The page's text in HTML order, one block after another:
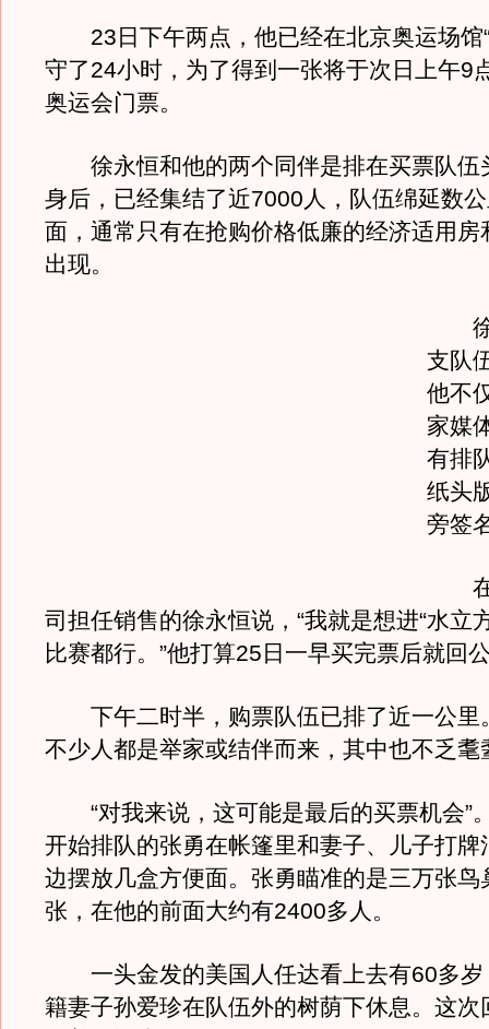
23日下午两点，他已经在北京奥运场馆“
守了24小时，为了得到一张将于次日上午9
奥运会门票。
徐永恒和他的两个同伴是排在买票队伍
身后，已经集结了近7000人，队伍绵延数
面，通常只有在抢购价格低廉的经济适用房
出现。
徐
支队
他不
家媒
有排
纸头
旁签
在
司担任销售的徐永恒说，“我就是想进“水立
比赛都行。”他打算25日一早买完票后就回
下午二时半，购票队伍已排了近一公里
不少人都是举家或结伴而来，其中也不乏耄
“对我来说，这可能是最后的买票机会”
开始排队的张勇在帐篷里和妻子、儿子打牌
边摆放几盒方便面。张勇瞄准的是三万张鸟
张，在他的前面大约有2400多人。
一头金发的美国人任达看上去有60多岁
籍妻子孙爱珍在队伍外的树荫下休息。这次